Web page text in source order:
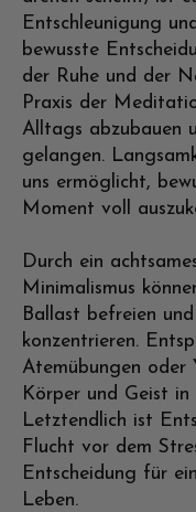
Entschleunigung
bewusste
der Ruhe und der
Praxis der
Alltags abzubauen
gelangen.
uns ermöglicht,
Moment voll
Durch ein
Minimalismus
Ballast befreien
konzentrieren.
Atemübungen oder
Körper und Geist
Letztendlich ist
Flucht vor dem
Entscheidung für
Leben.